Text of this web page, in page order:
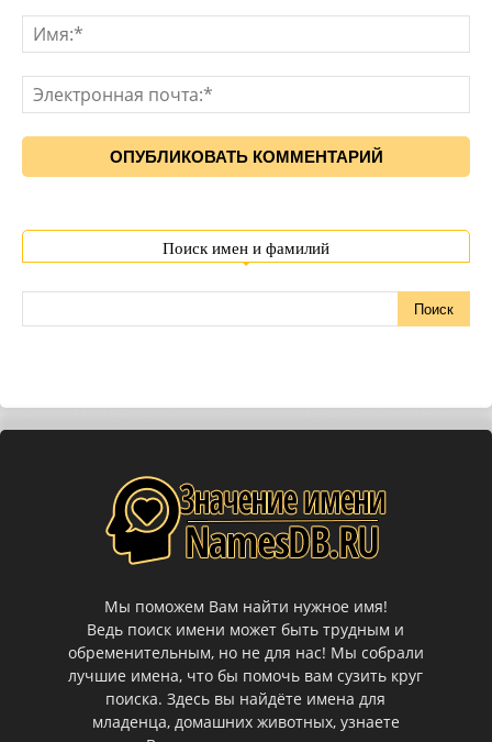
Поиск имен и фамилий
Мы поможем Вам найти нужное имя!
Ведь поиск имени может быть трудным и
обременительным, но не для нас! Мы собрали
лучшие имена, что бы помочь вам сузить круг
поиска. Здесь вы найдёте имена для
младенца, домашних животных, узнаете